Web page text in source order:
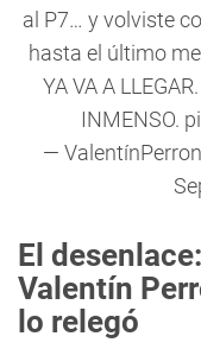
al P7… y volviste
hasta el último
YA VA A
INMENSO.
—
El
Valentín
lo relegó